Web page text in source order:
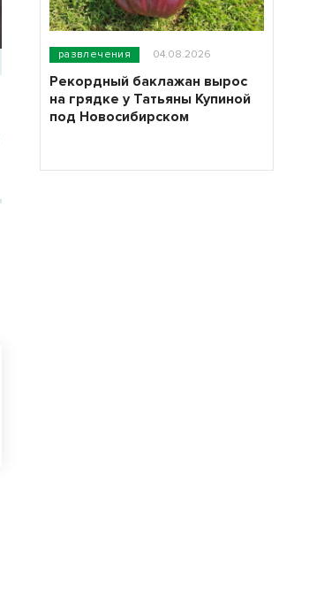
развлечения 04.08.2026
Рекордный баклажан вырос
на грядке у Татьяны Купиной
под Новосибирском